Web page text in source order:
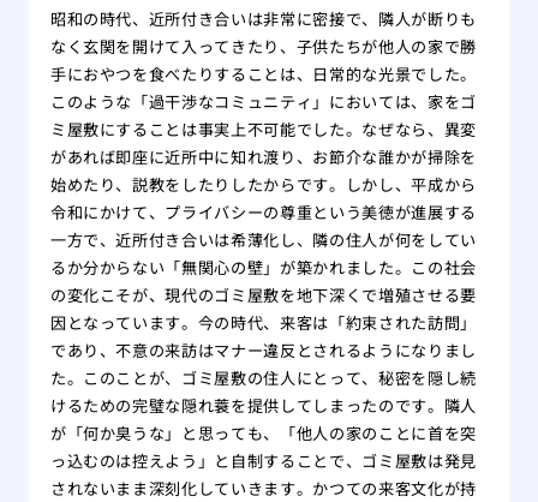
昭和の時代、近所付き合いは非常に密接で、隣人が断りも
なく玄関を開けて入ってきたり、子供たちが他人の家で勝
手におやつを食べたりすることは、日常的な光景でした。
このような「過干渉なコミュニティ」においては、家をゴ
ミ屋敷にすることは事実上不可能でした。なぜなら、異変
があれば即座に近所中に知れ渡り、お節介な誰かが掃除を
始めたり、説教をしたりしたからです。しかし、平成から
令和にかけて、プライバシーの尊重という美徳が進展する
一方で、近所付き合いは希薄化し、隣の住人が何をしてい
るか分からない「無関心の壁」が築かれました。この社会
の変化こそが、現代のゴミ屋敷を地下深くで増殖させる要
因となっています。今の時代、来客は「約束された訪問」
であり、不意の来訪はマナー違反とされるようになりまし
た。このことが、ゴミ屋敷の住人にとって、秘密を隠し続
けるための完璧な隠れ蓑を提供してしまったのです。隣人
が「何か臭うな」と思っても、「他人の家のことに首を突
っ込むのは控えよう」と自制することで、ゴミ屋敷は発見
されないまま深刻化していきます。かつての来客文化が持